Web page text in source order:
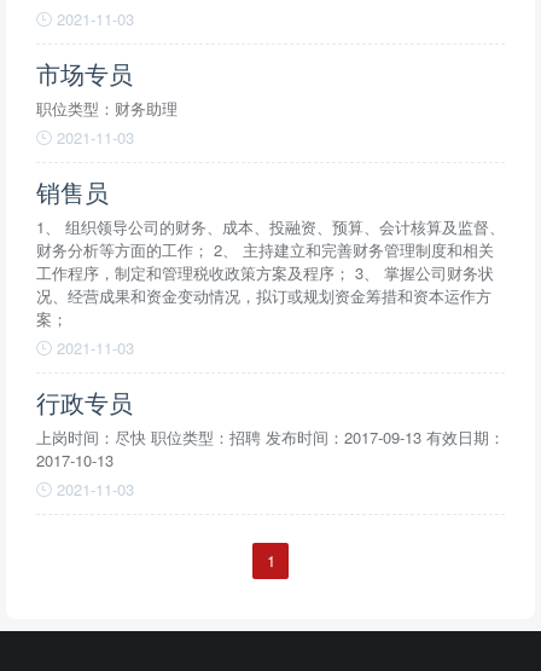
2021-11-03
市场专员
职位类型：财务助理
2021-11-03
销售员
1、 组织领导公司的财务、成本、投融资、预算、会计核算及监督、
财务分析等方面的工作； 2、 主持建立和完善财务管理制度和相关
工作程序，制定和管理税收政策方案及程序； 3、 掌握公司财务状
况、经营成果和资金变动情况，拟订或规划资金筹措和资本运作方
案；
2021-11-03
行政专员
上岗时间：尽快 职位类型：招聘 发布时间：2017-09-13 有效日期：
2017-10-13
2021-11-03
1